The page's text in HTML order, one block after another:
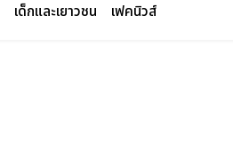
เด็กและเยาวชน เฟคนิวส์